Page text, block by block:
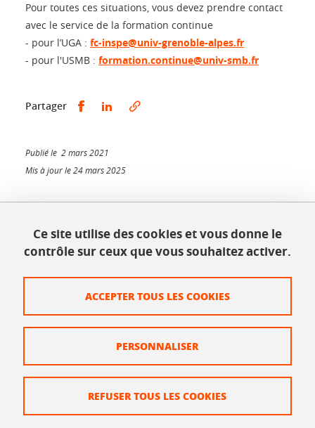
Pour toutes ces situations, vous devez prendre contact
avec le service de la formation continue
- pour l’UGA : fc-inspe@univ-grenoble-alpes.fr
- pour l'USMB : formation.continue@univ-smb.fr
Partager Partager sur Facebook
Partager sur LinkedIn
Publié le 2 mars 2021
Mis à jour le 24 mars 2025
INSPÉ - Bâtiment Bergès
1025, rue de la piscine
Tél. : 04 56 52 07 00
Plan du site
Données personnelles
Ce site utilise des cookies et vous donne le
contrôle sur ceux que vous souhaitez activer.
ACCEPTER TOUS LES COOKIES
REFUSER TOUS LES COOKIES
PERSONNALISER